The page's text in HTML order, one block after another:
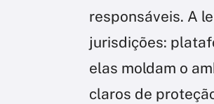
responsáveis. A
jurisdições:
elas moldam o
claros de